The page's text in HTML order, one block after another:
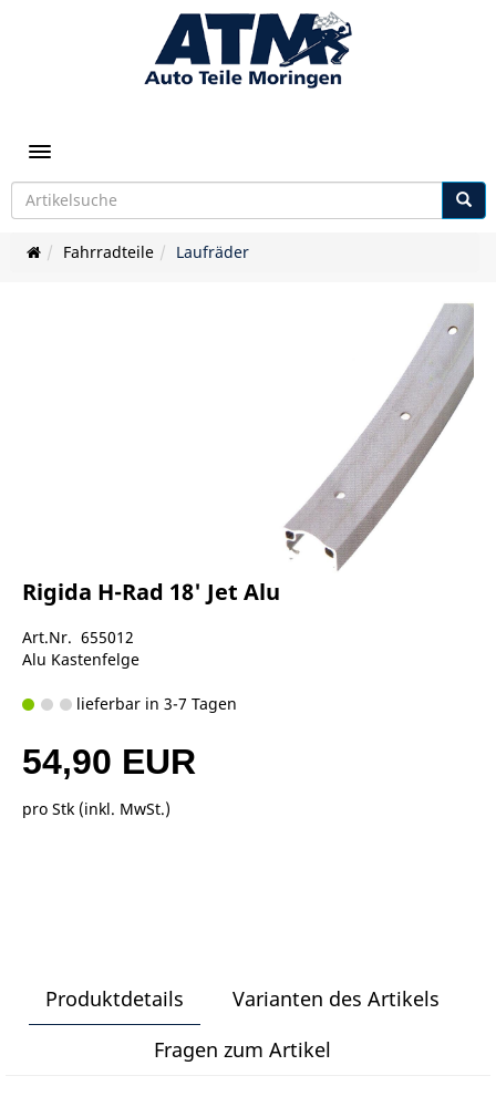
Toggle navigation
Fahrradteile Laufräder
Rigida H-Rad 18' Jet Alu
Art.Nr. 655012
Alu Kastenfelge
lieferbar in 3-7 Tagen
54,90 EUR
pro Stk (inkl. MwSt.)
Produktdetails
Varianten des Artikels
Fragen zum Artikel